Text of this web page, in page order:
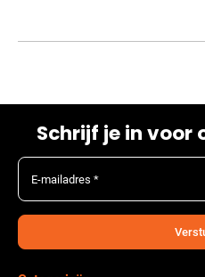
Schrijf je in voor
E-mailadres *